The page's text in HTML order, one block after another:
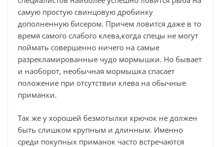
самую простую свинцовую дробинку
дополненную бисером. Причем ловится даже в то
время самого слабого клева,когда спецы не могут
поймать совершенно ничего на самые
разрекламированные чудо мормышки. Но бывает
и наоборот, необычная мормышка спасает
положение при отсутствии клева на обычные
приманки.
Так же у хорошей безмотылки крючок не должен
быть слишком крупным и длинным. Именно
среди покупных приманок часто встречаются